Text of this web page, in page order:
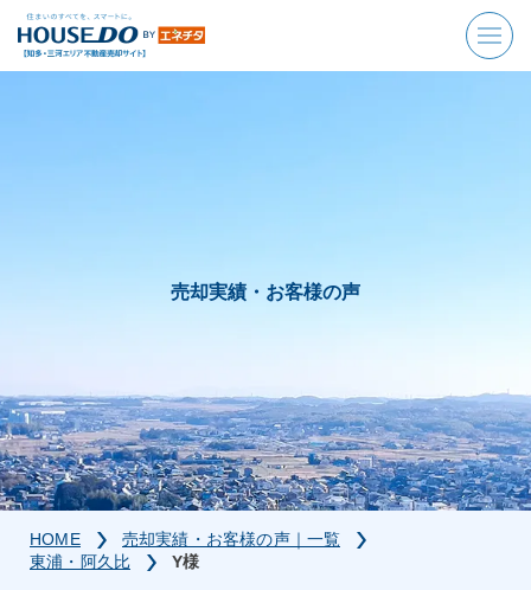
売却実績・お客様の声
HOME
売却実績・お客様の声｜一覧
東浦・阿久比
Y様